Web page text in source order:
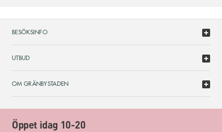
BESÖKSINFO
UTBUD
OM GRÄNBYSTADEN
Öppet idag 10-20